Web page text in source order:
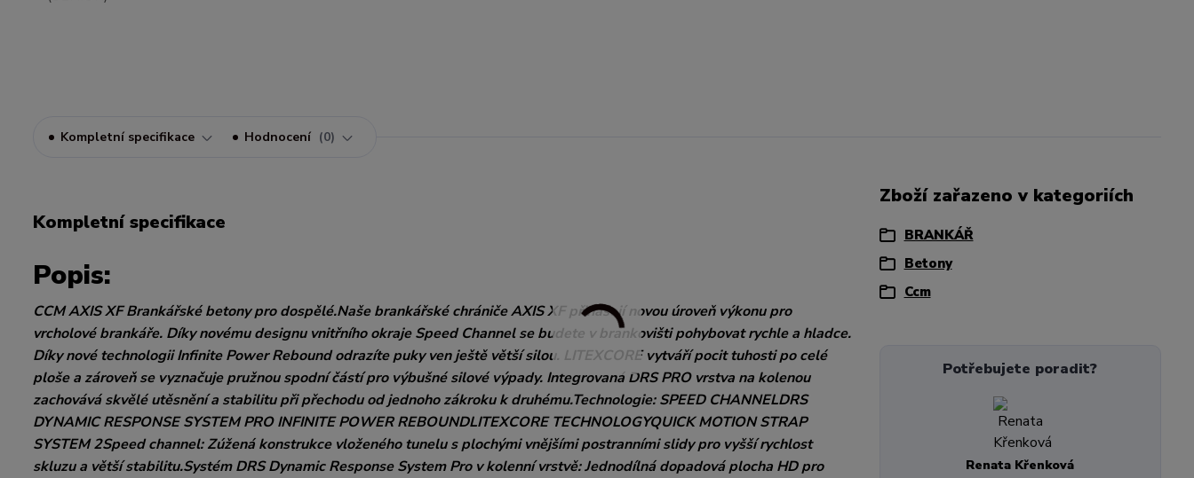
Kompletní specifikace Hodnocení 0
Kompletní specifikace
Popis:
CCM AXIS XF Brankářské betony pro dospělé.Naše brankářské chrániče AXIS XF přinášejí novou úroveň výkonu pro
vrcholové brankáře. Díky novému designu vnitřního okraje Speed Channel se budete v brankovišti pohybovat rychle a hladce.
Díky nové technologii Infinite Power Rebound odrazíte puky ven ještě větší silou. LITEXCORE vytváří pocit tuhosti po celé
ploše a zároveň se vyznačuje pružnou spodní částí pro výbušné silové výpady. Integrovaná DRS PRO vrstva na kolenou
zachovává skvělé utěsnění a stabilitu při přechodu od jednoho zákroku k druhému.Technologie: SPEED CHANNELDRS
DYNAMIC RESPONSE SYSTEM PRO INFINITE POWER REBOUNDLITEXCORE TECHNOLOGYQUICK MOTION STRAP
SYSTEM 2Speed channel: Zúžená konstrukce vloženého tunelu s plochými vnějšími postranními slidy pro vyšší rychlost
skluzu a větší stabilitu.Systém DRS Dynamic Response System Pro v kolenní vrstvě: Jednodílná dopadová plocha HD pro
Zboží zařazeno v kategoriích
BRANKÁŘ
Betony
Ccm
Potřebujete poradit?
Renata Křenková